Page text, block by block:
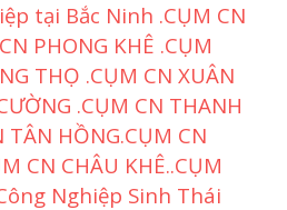
tại Bắc Ninh .CỤM CN
PHONG KHÊ .CỤM
THỌ .CỤM CN XUÂN
.CỤM CN THANH
TÂN HỒNG.CỤM CN
CN CHÂU KHÊ..CỤM
Nghiệp Sinh Thái